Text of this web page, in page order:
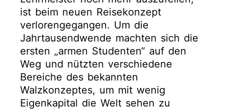
ist beim neuen Reisekonzept
verlorengegangen. Um die
Jahrtausendwende machten sich die
ersten „armen Studenten“ auf den
Weg und nützten verschiedene
Bereiche des bekannten
Walzkonzeptes, um mit wenig
Eigenkapital die Welt sehen zu